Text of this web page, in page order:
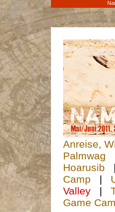
Anreise,
Palmwag
Hoarusib
Camp |
Valley |
Game